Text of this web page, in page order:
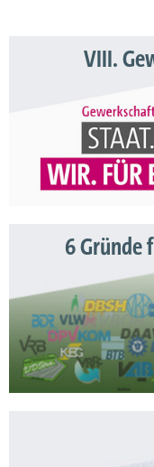
VIII.
6 Gründe